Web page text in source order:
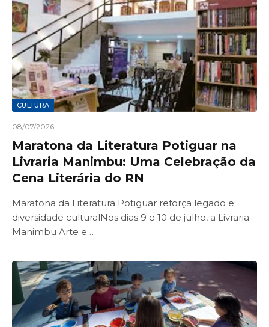
CULTURA
08/07/2026
Maratona da Literatura Potiguar na
Livraria Manimbu: Uma Celebração da
Cena Literária do RN
Maratona da Literatura Potiguar reforça legado e
diversidade culturalNos dias 9 e 10 de julho, a Livraria
Manimbu Arte e…